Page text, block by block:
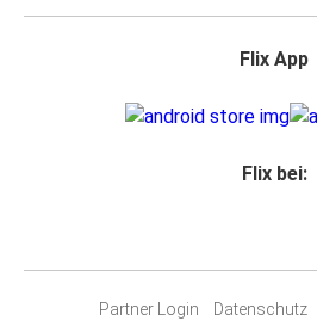
Flix App
Flix bei:
Partner Login Datenschutz